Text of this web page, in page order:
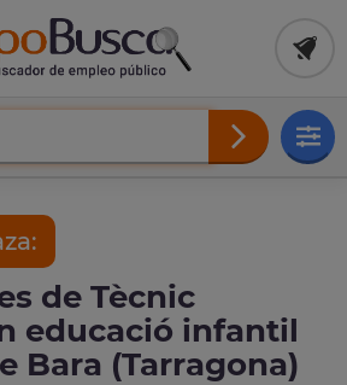
de Tècnic
educació infantil
Bara (Tarragona)